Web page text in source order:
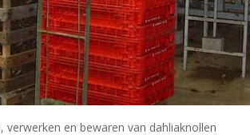
verwerken en bewaren van dahliaknollen